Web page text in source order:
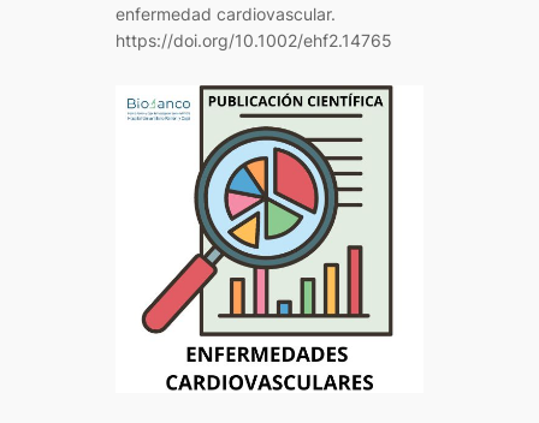
enfermedad cardiovascular.
https://doi.org/10.1002/ehf2.14765